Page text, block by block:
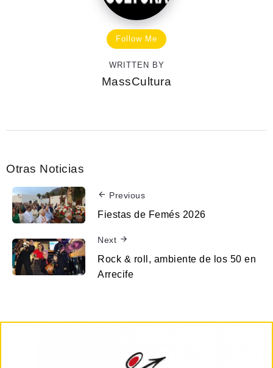
Follow Me
WRITTEN BY
MassCultura
Otras Noticias
Previous
Fiestas de Femés 2026
Next
Rock & roll, ambiente de los 50 en
Arrecife